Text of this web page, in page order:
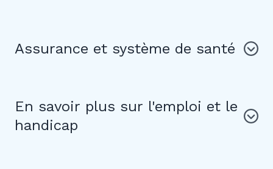
Assurance et système de santé
En savoir plus sur l'emploi et le
handicap